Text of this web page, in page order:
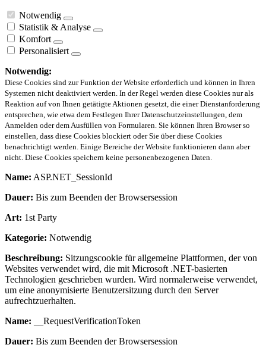
Notwendig
Statistik & Analyse
Komfort
Personalisiert
Notwendig:
Diese Cookies sind zur Funktion der Website erforderlich und können in Ihren
Systemen nicht deaktiviert werden. In der Regel werden diese Cookies nur als
Reaktion auf von Ihnen getätigte Aktionen gesetzt, die einer Dienstanforderung
entsprechen, wie etwa dem Festlegen Ihrer Datenschutzeinstellungen, dem
Anmelden oder dem Ausfüllen von Formularen. Sie können Ihren Browser so
einstellen, dass diese Cookies blockiert oder Sie über diese Cookies
benachrichtigt werden. Einige Bereiche der Website funktionieren dann aber
nicht. Diese Cookies speichern keine personenbezogenen Daten.
Name: ASP.NET_SessionId
Dauer: Bis zum Beenden der Browsersession
Art: 1st Party
Kategorie: Notwendig
Beschreibung: Sitzungscookie für allgemeine Plattformen, der von
Websites verwendet wird, die mit Microsoft .NET-basierten
Technologien geschrieben wurden. Wird normalerweise verwendet,
um eine anonymisierte Benutzersitzung durch den Server
aufrechtzuerhalten.
Name: __RequestVerificationToken
Dauer: Bis zum Beenden der Browsersession